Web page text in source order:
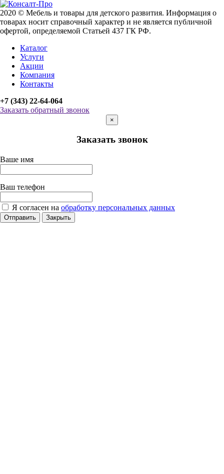
2020 © Мебель и товары для детского развития. Информация о
товарах носит справочный характер и не является публичной
офертой, определяемой Статьей 437 ГК РФ.
Каталог
Услуги
Акции
Компания
Контакты
+7 (343) 22-64-064
Заказать обратный звонок
×
Заказать звонок
Ваше имя
Ваш телефон
Я согласен на обработку персональных данных
Отправить Закрыть